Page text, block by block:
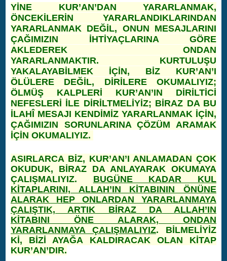
YİNE KUR’AN’DAN YARARLANMAK,
ÖNCEKİLERİN YARARLANDIKLARINDAN
YARARLANMAK DEĞİL, ONUN MESAJLARINI
ÇAĞIMIZIN İHTİYAÇLARINA GÖRE
AKLEDEREK ONDAN
YARARLANMAKTIR. KURTULUŞU
YAKALAYABİLMEK İÇİN, BİZ KUR’AN’I
ÖLÜLERE DEĞİL, DİRİLERE OKUMALIYIZ;
ÖLMÜŞ KALPLERİ KUR’AN’IN DİRİLTİCİ
NEFESLERİ İLE DİRİLTMELİYİZ; BİRAZ DA BU
İLAHÎ MESAJI KENDİMİZ YARARLANMAK İÇİN,
ÇAĞIMIZIN SORUNLARINA ÇÖZÜM ARAMAK
İÇİN OKUMALIYIZ.
ASIRLARCA BİZ, KUR’AN’I ANLAMADAN ÇOK
OKUDUK, BİRAZ DA ANLAYARAK OKUMAYA
ÇALIŞMALIYIZ. BUGÜNE KADAR KUL
KİTAPLARINI, ALLAH’IN KİTABININ ÖNÜNE
ALARAK HEP ONLARDAN YARARLANMAYA
ÇALIŞTIK, ARTIK BİRAZ DA ALLAH’IN
KİTABINI ÖNE ALARAK, ONDAN
YARARLANMAYA ÇALIŞMALIYIZ. BİLMELİYİZ
Kİ, BİZİ AYAĞA KALDIRACAK OLAN KİTAP
KUR’AN’DIR.